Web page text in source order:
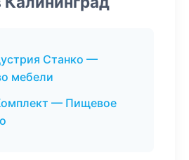
Станко —
мебели
— Пищевое